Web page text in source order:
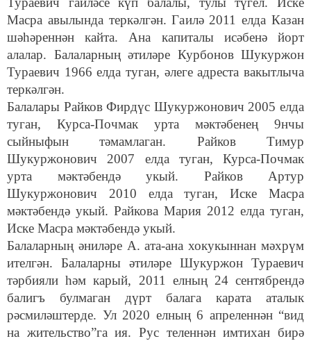
Масра авылында теркәлгән. Гаилә 2011 елда Казан
шәһәреннән кайта. Ана капиталы исәбенә йорт
алалар. Балаларның әтиләре Курбонов Шукуржон
Тураевич 1966 елда туган, әлеге адреста вакытлыча
теркәлгән.
Балалары Райков Фирдүс Шукуржонович 2005 елда
туган, Курса-Почмак урта мәктәбенең 9нчы
сыйныфын тәмамлаган. Райков Тимур
Шукуржонович 2007 елда туган, Курса-Почмак
урта мәктәбендә укый. Райков Артур
Шукуржонович 2010 елда туган, Иске Масра
мәктәбендә укый. Райкова Мария 2012 елда туган,
Иске Масра мәктәбендә укый.
Балаларның әниләре А. ата-ана хокукыннан мәхрүм
ителгән. Балаларны әтиләре Шукуржон Тураевич
тәрбияли һәм карый, 2011 елның 24 сентябрендә
балигъ булмаган дүрт балага карата аталык
рәсмиләштерде. Ул 2020 елның 6 апреленнән “вид
на жительство”га ия. Рус теленнән имтихан бирә